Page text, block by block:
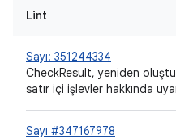
Lint
Sayı: 351244334
CheckResult, yeniden
satır içi işlevler hakkında
Sayı #347167978